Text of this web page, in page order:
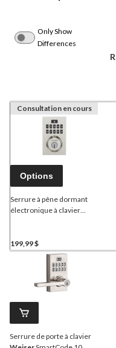
Only Show
Differences
Consultation en cours
Options
Serrure à pêne dormant
électronique à clavier
199,99 $
Serrure de porte à clavier